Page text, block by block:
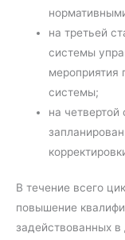
на третьей
системы
мероприятия
системы;
на
В течение всего
повышение
задействованных